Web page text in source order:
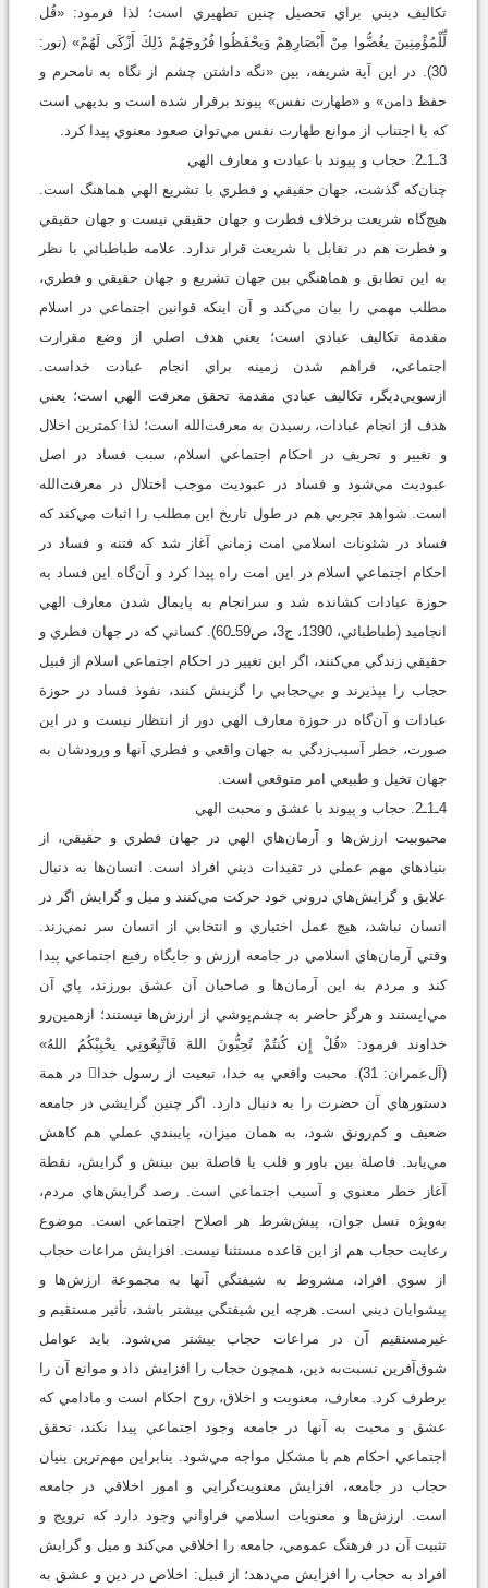
تکاليف ديني براي تحصيل چنين تطهيري است؛ لذا فرمود: «قُل
لِّلْمُؤْمِنِينَ يغُضُّوا مِنْ أَبْصَارِهِمْ وَيحْفَظُوا فُرُوجَهُمْ ذَلِكَ أَزْكَى لَهُمْ» (نور:
30). در اين آية شريفه، بين «نگه داشتن چشم از نگاه به نامحرم و
حفظ دامن» و «طهارت نفس» پيوند برقرار شده است و بديهي است
که با اجتناب از موانع طهارت نفس مي‌توان صعود معنوي پيدا کرد.
3ـ1ـ2. حجاب و پيوند با عبادت و معارف الهي
چنان‌که گذشت، جهان حقيقي و فطري با تشريع الهي هماهنگ است.
هيچ‌گاه شريعت برخلاف فطرت و جهان حقيقي نيست و جهان حقيقي
و فطرت هم در تقابل با شريعت قرار ندارد. علامه طباطبائي با نظر
به اين تطابق و هماهنگي بين جهان تشريع و جهان حقيقي و فطري،
مطلب مهمي را بيان مي‌کند و آن اينکه قوانين اجتماعي در اسلام
مقدمة تکاليف عبادي است؛ يعني هدف اصلي از وضع مقرارت
اجتماعي، فراهم شدن زمينه براي انجام عبادت خداست.
ازسويي‌ديگر، تکاليف عبادي مقدمة تحقق معرفت الهي است؛ يعني
هدف از انجام عبادات، رسيدن به معرفت‌الله است؛ لذا کمترين اخلال
و تغيير و تحريف در احکام اجتماعي اسلام، سبب فساد در اصل
عبوديت مي‌شود و فساد در عبوديت موجب اختلال در معرفت‌الله
است. شواهد تجربي هم در طول تاريخ اين مطلب را اثبات مي‌کند که
فساد در شئونات اسلامي امت زماني آغاز شد که فتنه و فساد در
احکام اجتماعي اسلام در اين امت راه پيدا کرد و آن‌گاه اين فساد به
حوزة عبادات کشانده شد و سرانجام به پايمال شدن معارف الهي
انجاميد (طباطبائي، 1390، ج‏3، ص59ـ60). کساني که در جهان فطري و
حقيقي زندگي مي‌کنند، اگر اين تغيير در احکام اجتماعي اسلام از قبيل
حجاب را بپذيرند و بي‌حجابي را گزينش کنند، نفوذ فساد در حوزة
عبادات و آن‌گاه در حوزة معارف الهي دور از انتظار نيست و در اين
صورت، خطر آسيب‌زدگي به جهان واقعي و فطري آنها و ورودشان به
جهان تخيل و طبيعي امر متوقعي است.
4ـ1ـ2. حجاب و پيوند با عشق و محبت الهي
محبوبيت ارزش‌ها و آرمان‌هاي الهي در جهان فطري و حقيقي، از
بنيادهاي مهم عملي در تقيدات ديني افراد است. انسان‌ها به‌ دنبال
علايق و گرايش‌هاي دروني خود حرکت مي‌کنند و ميل و گرايش اگر در
انسان نباشد، هيچ عمل اختياري و انتخابي از انسان سر نمي‌زند.
وقتي آرمان‌هاي اسلامي در جامعه ارزش و جايگاه رفيع اجتماعي پيدا
کند و مردم به اين آرمان‌ها و صاحبان آن عشق بورزند، پاي آن
مي‌ايستند و هرگز حاضر به چشم‌پوشي از ارزش‌ها نيستند؛ ازهمين‌رو
خداوند فرمود: «قُلْ إِن كُنتُمْ تُحِبُّونَ اللهَ فَاتَّبِعُونِي يحْبِبْكُمُ اللهُ»
(آل‌عمران: 31). محبت واقعي به خدا، تبعيت از رسول خدا در همة
دستورهاي آن حضرت را به ‌دنبال دارد. اگر چنين گرايشي در جامعه
ضعيف و کم‌رونق شود، به همان ميزان، پايبندي عملي هم کاهش
مي‌يابد. فاصلة بين باور و قلب يا فاصلة بين بينش و گرايش، نقطة
آغاز خطر معنوي و آسيب اجتماعي است. رصد گرايش‌هاي مردم،
به‌ويژه نسل جوان، پيش‌شرط هر اصلاح اجتماعي است. موضوع
رعايت حجاب هم از اين قاعده مستثنا نيست. افزايش مراعات حجاب
از سوي افراد، مشروط به شيفتگي آنها به مجموعة ارزش‌ها و
پيشوايان ديني است. هرچه اين شيفتگي بيشتر باشد، تأثير مستقيم و
غيرمستقيم آن در مراعات حجاب بيشتر مي‌شود. بايد عوامل
شوق‌آفرين نسبت‌به دين، همچون حجاب را افزايش داد و موانع آن را
برطرف کرد. معارف، معنويت و اخلاق، روح احکام است و مادامي که
عشق و محبت به آنها در جامعه وجود اجتماعي پيدا نکند، تحقق
اجتماعي احکام هم با مشکل مواجه مي‌شود. بنابراين مهم‌ترين بنيان
حجاب در جامعه، افزايش معنويت‌گرايي و امور اخلاقي در جامعه
است. ارزش‌ها و معنويات اسلامي فراواني وجود دارد که ترويج و
تثبيت آن در فرهنگ عمومي، جامعه را اخلاقي مي‌کند و ميل و گرايش
افراد به حجاب را افزايش مي‌دهد؛ از قبيل: اخلاص در دين و عشق به